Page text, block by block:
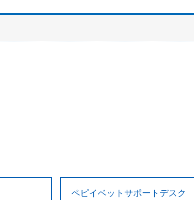
ペピイベットサポートデスク